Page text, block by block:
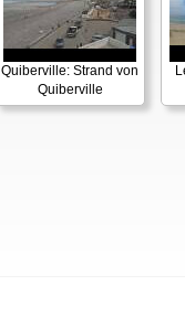
Quiberville: Strand von
Quiberville